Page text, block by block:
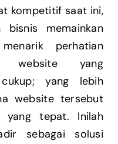
kompetitif saat ini,
bisnis memainkan
perhatian
website yang
yang lebih
website tersebut
yang tepat. Inilah
sebagai solusi